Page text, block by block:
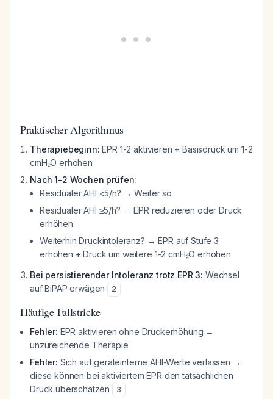
Praktischer Algorithmus
Therapiebeginn: EPR 1-2 aktivieren + Basisdruck um 1-2
cmH₂O erhöhen
Nach 1-2 Wochen prüfen:
Residualer AHI <5/h? → Weiter so
Residualer AHI ≥5/h? → EPR reduzieren oder Druck
erhöhen
Weiterhin Druckintoleranz? → EPR auf Stufe 3
erhöhen + Druck um weitere 1-2 cmH₂O erhöhen
Bei persistierender Intoleranz trotz EPR 3: Wechsel
auf BiPAP erwägen
2
Häufige Fallstricke
Fehler: EPR aktivieren ohne Druckerhöhung →
unzureichende Therapie
Fehler: Sich auf geräteinterne AHI-Werte verlassen →
diese können bei aktiviertem EPR den tatsächlichen
Druck überschätzen
3